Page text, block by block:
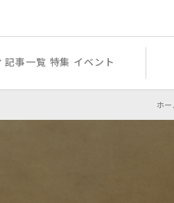
記事一覧 特集 イベント
ホー